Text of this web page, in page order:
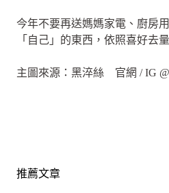
今年不要再送媽媽家電、廚房
「自己」的東西，依照喜好去
主圖來源：黑淬絲 官網 / IG
推薦文章